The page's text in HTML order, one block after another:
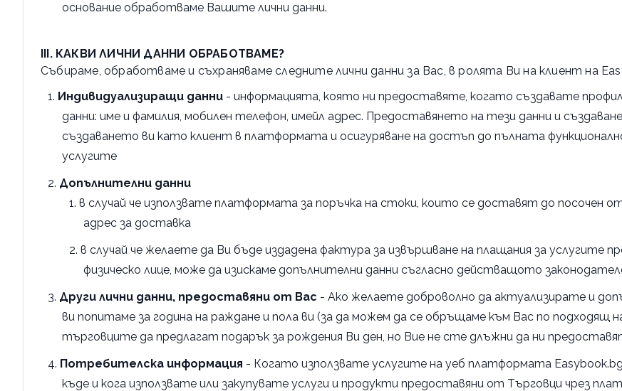
основание обработваме Вашите лични данни.
III. КАКВИ ЛИЧНИ ДАННИ ОБРАБОТВАМЕ?
Събираме, обработваме и съхраняваме следните лични данни за Вас, в ролята Ви на клиент на
Индивидуализиращи данни - информацията, която ни предоставяте, когато създавате
данни: име и фамилия, мобилен телефон, имейл адрес. Предоставянето на тези данни и
създаването ви като клиент в платформата и осигуряване на достъп до пълната
услугите
Допълнителни данни
в случай че използвате платформата за поръчка на стоки, които се доставят до посочен
адрес за доставка
в случай че желаете да Ви бъде издадена фактура за извършване на плащания за
физическо лице, може да изискаме допълнителни данни съгласно действащото
Други лични данни, предоставяни от Вас - Ако желаете доброволно да актуализирате и
ви попитаме за година на раждане и пола ви (за да можем да се обръщаме към Вас по подходящ
търговците да предлагат подарък за рождения Ви ден, но Вие не сте длъжни да ни
Потребителска информация - Когато използвате услугите на уеб платформата
къде и кога използвате или закупувате услуги и продукти предоставяни от Търговци чрез